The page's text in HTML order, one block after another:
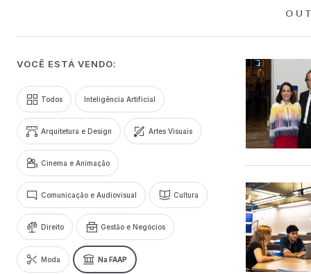
VOCÊ ESTÁ VENDO:
Todos Inteligência Artificial
Arquitetura e Design Artes Visuais
Cinema e Animação
Comunicação e Audiovisual Cultura
Direito Gestão e Negócios
Moda Na FAAP